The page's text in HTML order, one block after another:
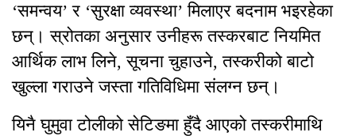
‘समन्वय’ र ‘सुरक्षा व्यवस्था’ मिलाएर बदनाम भइरहेका
छन्। स्रोतका अनुसार उनीहरू तस्करबाट नियमित
आर्थिक लाभ लिने, सूचना चुहाउने, तस्करीको बाटो
खुल्ला गराउने जस्ता गतिविधिमा संलग्न छन्।
यिनै घुमुवा टोलीको सेटिङमा हुँदै आएको तस्करीमाथि